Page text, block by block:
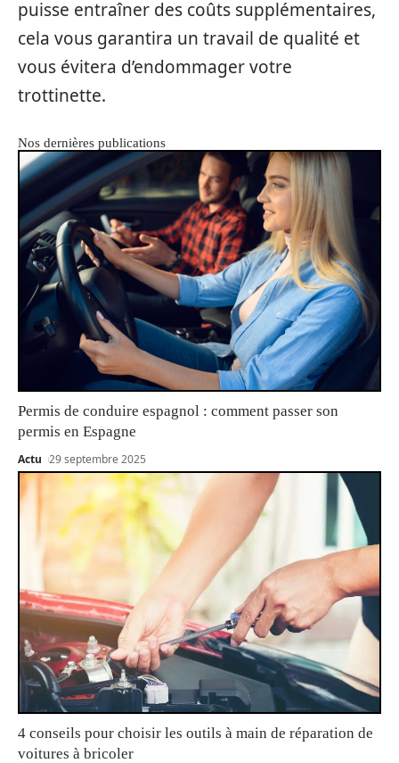
puisse entraîner des coûts supplémentaires,
cela vous garantira un travail de qualité et
vous évitera d’endommager votre
trottinette.
Nos dernières publications
Permis de conduire espagnol : comment passer son
permis en Espagne
Actu 29 septembre 2025
4 conseils pour choisir les outils à main de réparation de
voitures à bricoler